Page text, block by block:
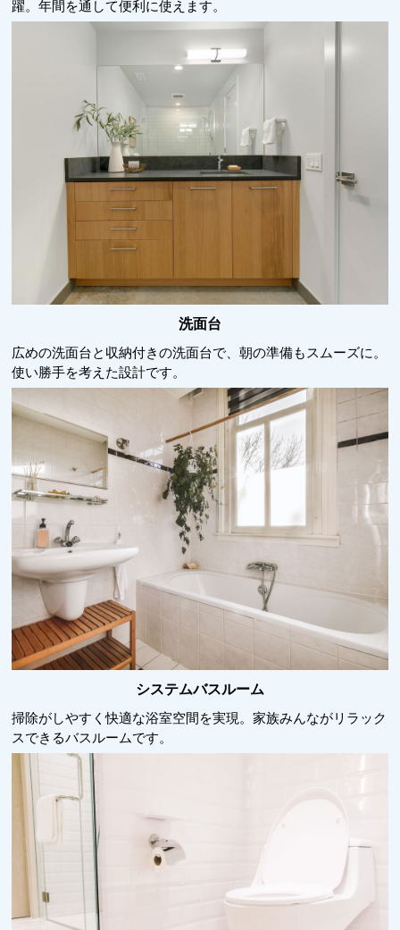
躍。年間を通して便利に使えます。
洗面台
広めの洗面台と収納付きの洗面台で、朝の準備もスムーズに。
使い勝手を考えた設計です。
システムバスルーム
掃除がしやすく快適な浴室空間を実現。家族みんながリラック
スできるバスルームです。